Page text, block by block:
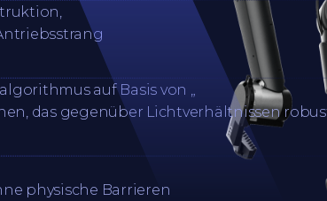
auf Basis von „
das gegenüber Lichtverhältnissen
physische Barrieren